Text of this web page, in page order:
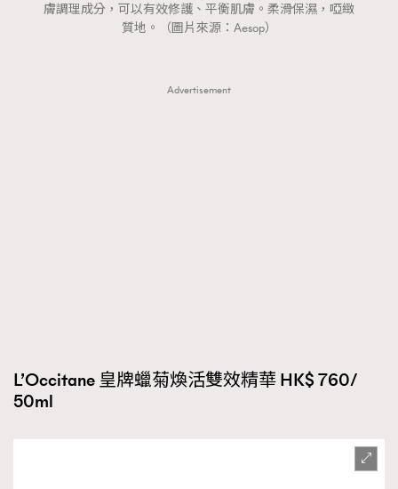
膚調理成分，可以有效修護、平衡肌膚。柔滑保濕，啞緻
質地。（圖片來源：Aesop）
Advertisement
L’Occitane 皇牌蠟菊煥活雙效精華 HK$ 760/
50ml